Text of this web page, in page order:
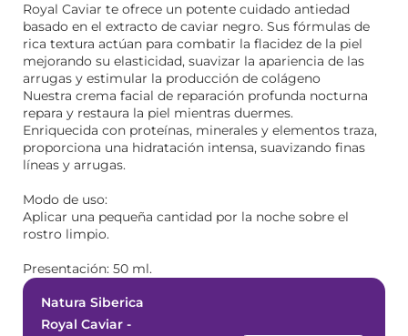
Royal Caviar te ofrece un potente cuidado antiedad
basado en el extracto de caviar negro. Sus fórmulas de
rica textura actúan para combatir la flacidez de la piel
mejorando su elasticidad, suavizar la apariencia de las
arrugas y estimular la producción de colágeno
Nuestra crema facial de reparación profunda nocturna
repara y restaura la piel mientras duermes.
Enriquecida con proteínas, minerales y elementos traza,
proporciona una hidratación intensa, suavizando finas
líneas y arrugas.
Modo de uso:
Aplicar una pequeña cantidad por la noche sobre el
rostro limpio.
Presentación: 50 ml.
Natura Siberica
Royal Caviar -